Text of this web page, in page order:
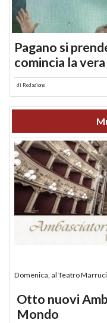
Pagano si
comincia la
di Redazione
Domenica, al Teatro
Otto nuovi
Mondo